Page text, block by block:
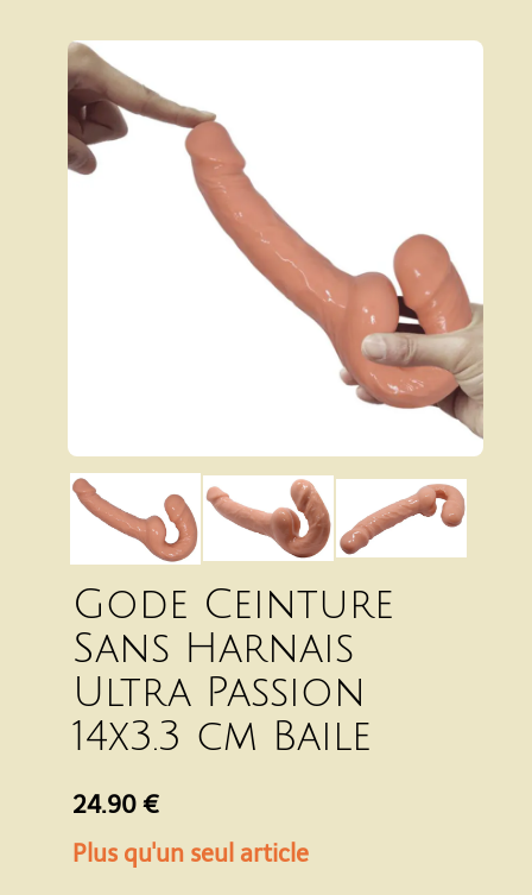
Gode Ceinture
Sans Harnais
Ultra Passion
14x3.3 cm Baile
24.90 €
Plus qu'un seul article